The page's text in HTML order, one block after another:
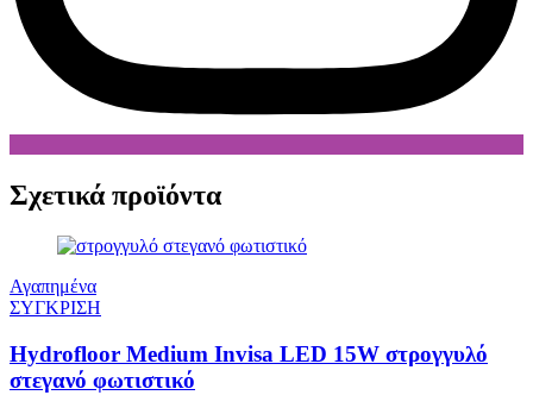
Σχετικά προϊόντα
Αγαπημένα
ΣΥΓΚΡΙΣΗ
Hydrofloor Medium Invisa LED 15W στρογγυλό
στεγανό φωτιστικό